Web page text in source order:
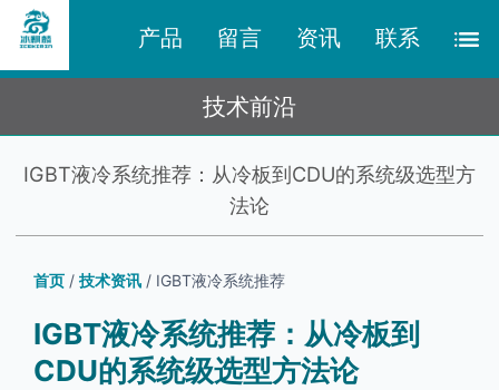
产品 留言 资讯 联系
技术前沿
IGBT液冷系统推荐：从冷板到CDU的系统级选型方
法论
首页 / 技术资讯 / IGBT液冷系统推荐
IGBT液冷系统推荐：从冷板到
CDU的系统级选型方法论